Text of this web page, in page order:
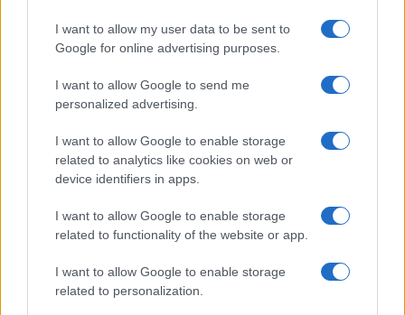
I want to allow my user data to be sent to
Google for online advertising purposes.
I want to allow Google to send me
personalized advertising.
I want to allow Google to enable storage
related to analytics like cookies on web or
device identifiers in apps.
I want to allow Google to enable storage
related to functionality of the website or app.
I want to allow Google to enable storage
related to personalization.